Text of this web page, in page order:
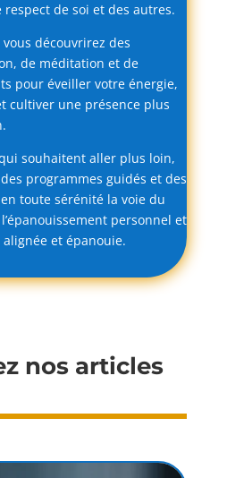
respect de soi et des autres.
vous découvrirez des
de méditation et de
pour éveiller votre énergie,
cultiver une présence plus
souhaitent aller plus loin,
des programmes guidés et des
en toute sérénité la voie du
l’épanouissement personnel et
alignée et épanouie.
nos articles